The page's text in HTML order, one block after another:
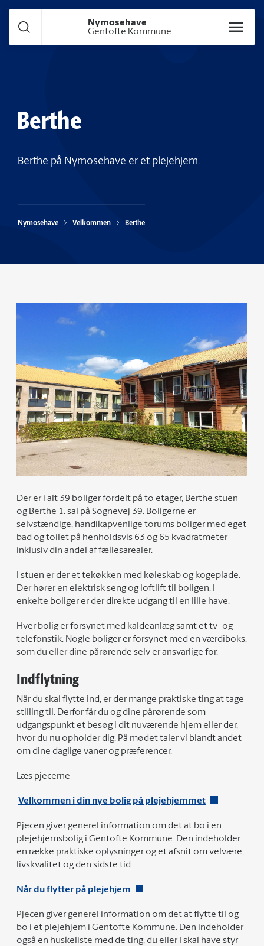
Nymosehave
Gentofte Kommune
Berthe
Berthe på Nymosehave er et plejehjem.
Nymosehave Velkommen Berthe
Der er i alt 39 boliger fordelt på to etager, Berthe stuen
og Berthe 1. sal på Sognevej 39. Boligerne er
selvstændige, handikapvenlige torums boliger med eget
bad og toilet på henholdsvis 63 og 65 kvadratmeter
inklusiv din andel af fællesarealer.
I stuen er der et tekøkken med køleskab og kogeplade.
Der hører en elektrisk seng og loftlift til boligen. I
enkelte boliger er der direkte udgang til en lille have.
Hver bolig er forsynet med kaldeanlæg samt et tv- og
telefonstik. Nogle boliger er forsynet med en værdiboks,
som du eller dine pårørende selv er ansvarlige for.
Indflytning
Når du skal flytte ind, er der mange praktiske ting at tage
stilling til. Derfor får du og dine pårørende som
udgangspunkt et besøg i dit nuværende hjem eller der,
hvor du nu opholder dig. På mødet taler vi blandt andet
om dine daglige vaner og præferencer.
Læs pjecerne
Velkommen i din nye bolig på plejehjemmet
Pjecen giver generel information om det at bo i en
plejehjemsbolig i Gentofte Kommune. Den indeholder
en række praktiske oplysninger og et afsnit om velvære,
livskvalitet og den sidste tid.
Når du flytter på plejehjem
Pjecen giver generel information om det at flytte til og
bo i et plejehjem i Gentofte Kommune. Den indeholder
også en huskeliste med de ting, du eller I skal have styr